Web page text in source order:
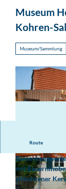
Museum
Kohren-
Museum/Sammlung
H
o
f
Route
Museen
mit
altkohrener